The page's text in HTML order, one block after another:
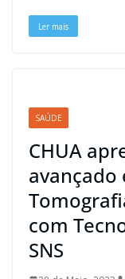
Ler mais
SAÚDE
CHUA
com
SNS